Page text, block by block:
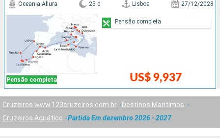
Pensão completa
Oceania Allura 25 d Lisboa 27/12/2028
US$ 9,937
Pensão completa
Cruzeiros www.123cruzeiros.com.br
Destinos Maritimos
Cruzeiros Adriático
Partida Em dezembro 2026 - 2027